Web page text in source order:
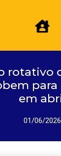
rotativo
para
em
01/06/2026